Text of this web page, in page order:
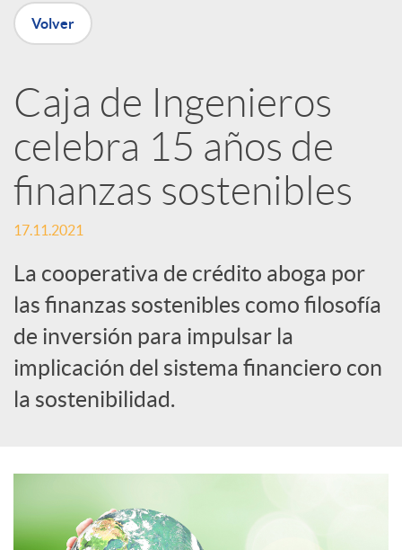
e
d
e
s
S
o
c
i
Volver
Caja de Ingenieros
celebra 15 años de
finanzas sostenibles
17.11.2021
La cooperativa de crédito aboga por
las finanzas sostenibles como filosofía
de inversión para impulsar la
implicación del sistema financiero con
la sostenibilidad.